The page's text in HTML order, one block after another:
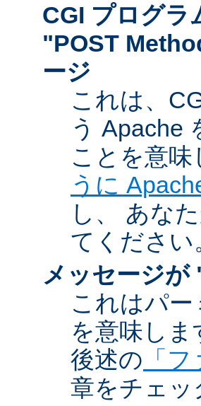
CGI プログラ
"POST
ージ
これは、
う Apache
ことを意味
うに
し、 あな
てください
メッセージ
これはパ
を意味しま
後述の 「
章をチェ